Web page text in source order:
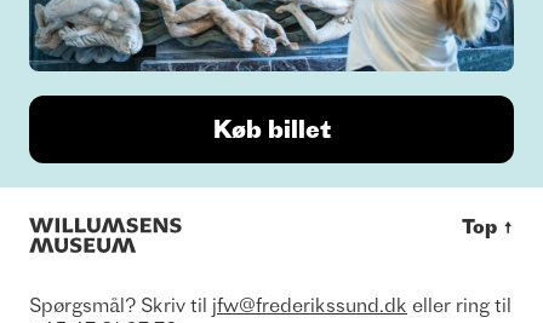
Køb billet
Top ↑
Spørgsmål? Skriv til jfw@frederikssund.dk eller ring til